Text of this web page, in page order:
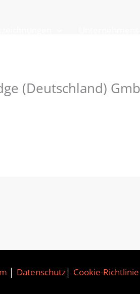
(Deutschland)
Datenschutz│ Cookie-Richtlinie